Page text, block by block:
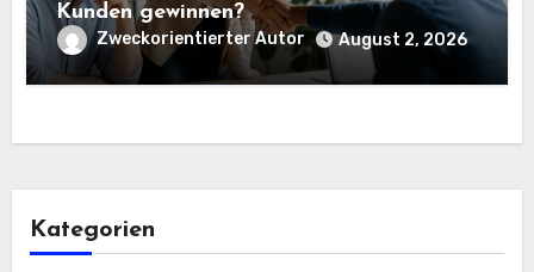
Kunden gewinnen?
Zweckorientierter Autor August 2, 2026
Kategorien